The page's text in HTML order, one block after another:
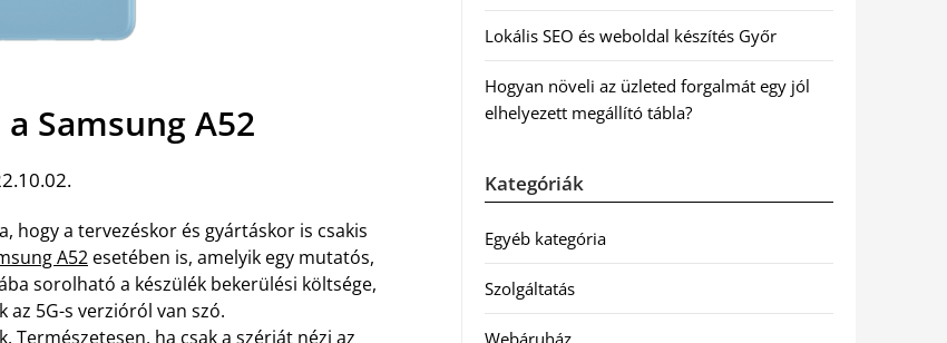
Samsung A52
hogy a tervezéskor és gyártáskor is csakis
A52 esetében is, amelyik egy mutatós,
sorolható a készülék bekerülési költsége,
5G-s verzióról van szó.
Természetesen, ha csak a szériát nézi az
Lokális SEO és weboldal készítés Győr
Hogyan növeli az üzleted forgalmát egy jól
elhelyezett megállító tábla?
Kategóriák
Egyéb kategória
Szolgáltatás
Webáruház